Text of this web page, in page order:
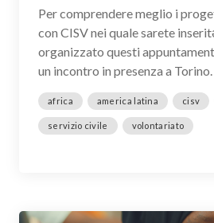
Per comprendere meglio i
con CISV nei quale sarete
organizzato questi
un incontro in presenza a Torino.
africa america latina cisv
servizio civile volontariato